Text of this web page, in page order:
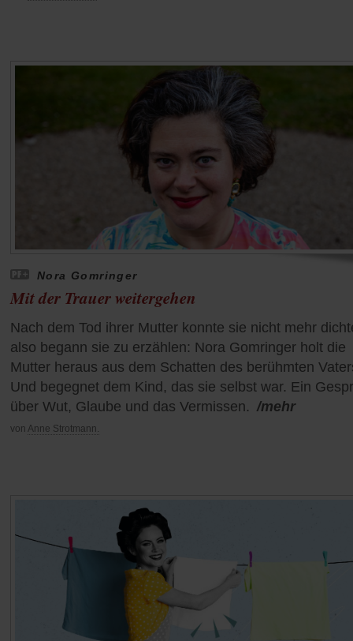
Nora Gomringer
Mit der Trauer weitergehen
Nach dem Tod ihrer Mutter konnte sie nicht mehr
also begann sie zu erzählen: Nora Gomringer holt die
Mutter heraus aus dem Schatten des berühmten
Und begegnet dem Kind, das sie selbst war. Ein
über Wut, Glaube und das Vermissen. /mehr
von Anne Strotmann.